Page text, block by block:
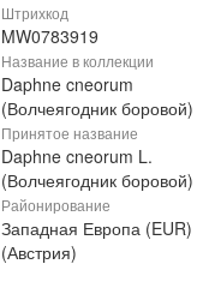
Штрихкод
MW0783919
Название в коллекции
Daphne cneorum
(Волчеягодник боровой)
Принятое название
Daphne cneorum L.
(Волчеягодник боровой)
Районирование
Западная Европа (EUR)
(Австрия)